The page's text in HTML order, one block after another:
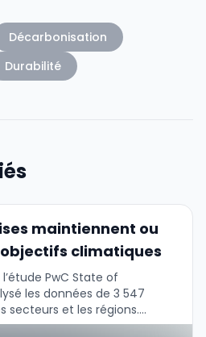
Décarbonisation
Durabilité
maintiennent ou
climatiques
PwC State of
les données de 3 547
secteurs et les régions.
la …